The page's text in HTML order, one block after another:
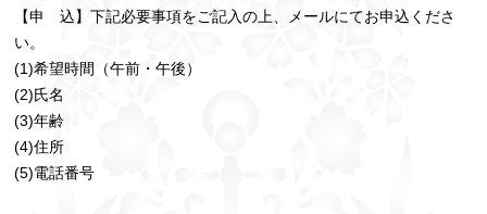
【申 込】下記必要事項をご記入の上、メールにてお申込くださ
い。
(1)希望時間（午前・午後）
(2)氏名
(3)年齢
(4)住所
(5)電話番号